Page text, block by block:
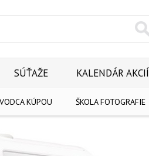
KÚPOU ŠKOLA FOTOGRAFIE
SÚŤAŽE KALENDÁR AKCIÍ